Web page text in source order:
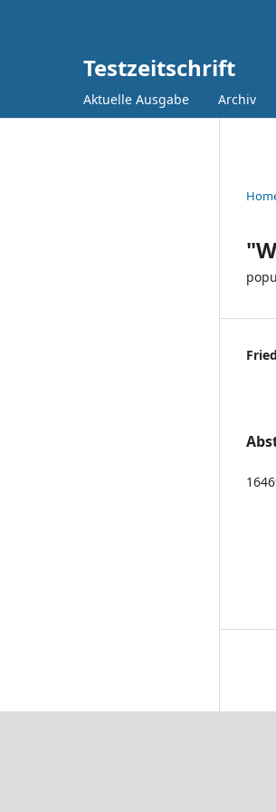
Testzeitschrift
Aktuelle Ausgabe Archiv